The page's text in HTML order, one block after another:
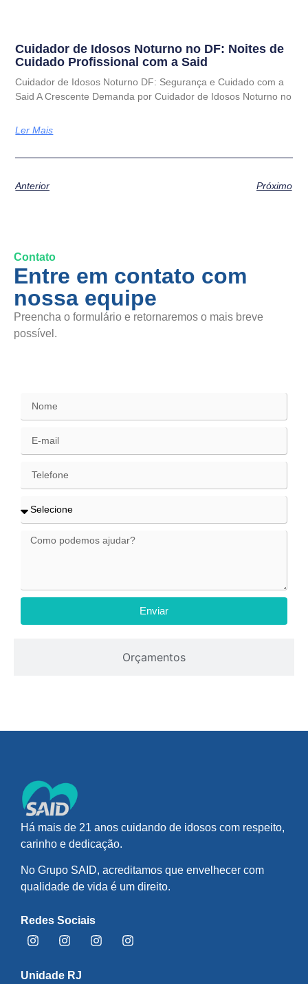
Cuidador de Idosos Noturno no DF: Noites de
Cuidado Profissional com a Said
Cuidador de Idosos Noturno DF: Segurança e Cuidado com a
Said A Crescente Demanda por Cuidador de Idosos Noturno no
Ler Mais
Anterior Próximo
Contato
Entre em contato com
nossa equipe
Preencha o formulário e retornaremos o mais breve
possível.
Orçamentos
Enviar
Há mais de 21 anos cuidando de idosos com respeito,
carinho e dedicação.
No Grupo SAID, acreditamos que envelhecer com
qualidade de vida é um direito.
Redes Sociais
Unidade RJ